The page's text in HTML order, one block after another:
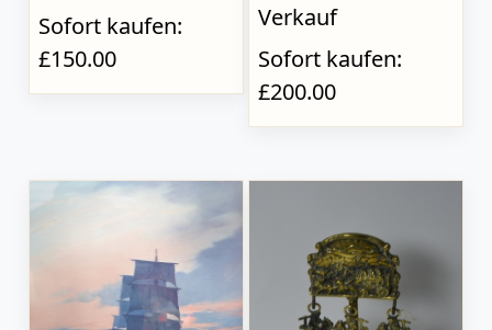
Sofort kaufen:
£150.00
Verkauf
Sofort kaufen:
£200.00